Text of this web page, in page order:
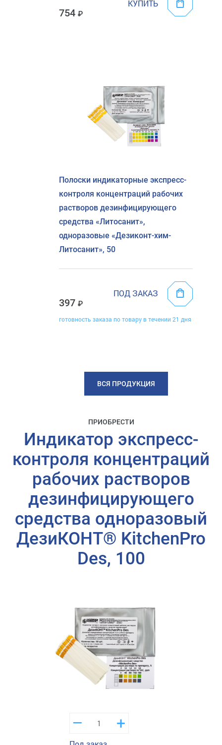
754
КУПИТЬ
Полоски индикаторные экспресс-
контроля концентраций рабочих
растворов дезинфицирующего
средства «Литосанит»,
одноразовые «Дезиконт-хим-
Литосанит», 50
397
ПОД ЗАКАЗ
готовность заказа по товару в течении 21 дня
ВСЯ ПРОДУКЦИЯ
ПРИОБРЕСТИ
Индикатор экспресс-
контроля концентраций
рабочих растворов
дезинфицирующего
средства одноразовый
ДезиКОНТ® KitchenPro
Des, 100
+
–